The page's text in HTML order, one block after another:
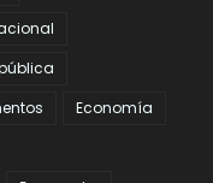
Economía